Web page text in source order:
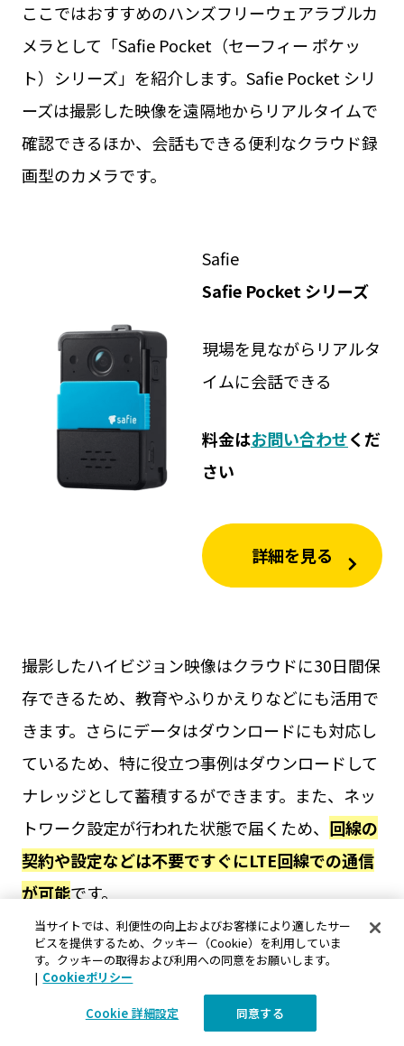
ここではおすすめのハンズフリーウェアラブルカ
メラとして「Safie Pocket（セーフィー ポケッ
ト）シリーズ」を紹介します。Safie Pocket シリ
ーズは撮影した映像を遠隔地からリアルタイムで
確認できるほか、会話もできる便利なクラウド録
画型のカメラです。
Safie
Safie Pocket シリーズ
現場を見ながらリアルタ
イムに会話できる
料金はお問い合わせくだ
さい
詳細を見る
撮影したハイビジョン映像はクラウドに30日間保
存できるため、教育やふりかえりなどにも活用で
きます。さらにデータはダウンロードにも対応し
ているため、特に役立つ事例はダウンロードして
ナレッジとして蓄積するができます。また、ネッ
トワーク設定が行われた状態で届くため、 回線の
契約や設定などは不要ですぐにLTE回線での通信
が可能です。
防水・防塵、耐温度性能を備えており、電源を入
れてカバーを下ろすだけで簡単に録画されるの
で、工事現場など作業時でも面倒な操作がなく気
当サイトでは、利便性の向上およびお客様により適したサー
ビスを提供するため、クッキー（Cookie）を利用していま
す。クッキーの取得および利用への同意をお願いします。
| Cookieポリシー
Cookie 詳細設定 同意する